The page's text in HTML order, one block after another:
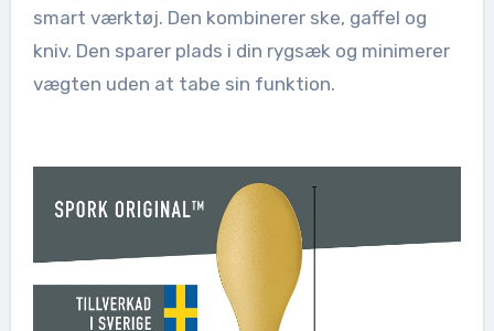
smart værktøj. Den kombinerer ske, gaffel og
kniv. Den sparer plads i din rygsæk og minimerer
vægten uden at tabe sin funktion.